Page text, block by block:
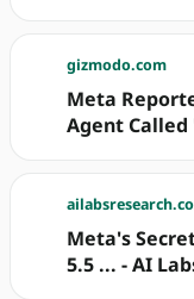
gizmodo.com
Meta
Agent Called
Meta's
5.5 ... - AI